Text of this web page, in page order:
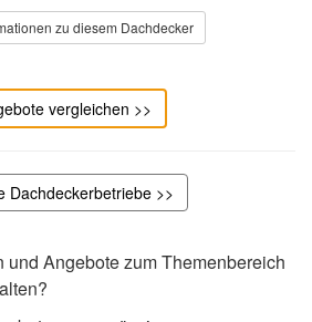
zu diesem Dachdecker
vergleichen >>
Dachdeckerbetriebe >>
und Angebote zum Themenbereich